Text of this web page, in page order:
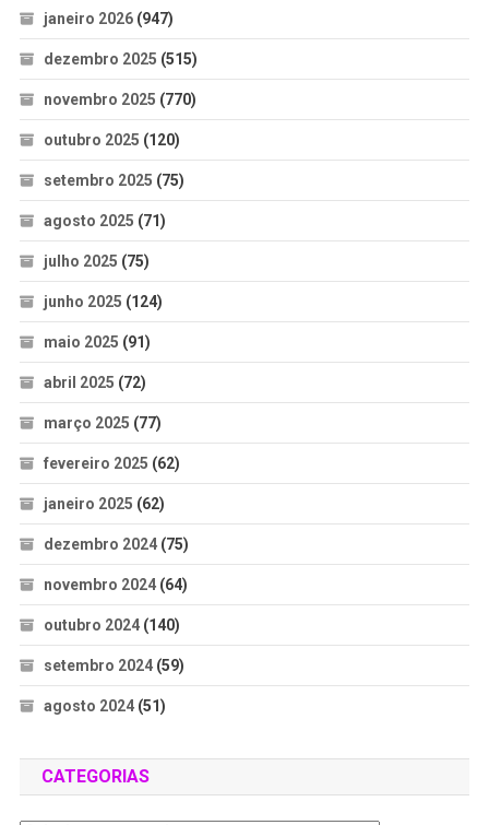
janeiro 2026(947)
dezembro 2025 (515)
novembro 2025 (770)
outubro 2025 (120)
setembro 2025 (75)
agosto 2025 (71)
julho 2025 (75)
junho 2025 (124)
maio 2025 (91)
abril 2025 (72)
março 2025 (77)
fevereiro 2025 (62)
janeiro 2025 (62)
dezembro 2024(75)
novembro 2024(64)
outubro 2024(140)
setembro 2024(59)
agosto 2024(51)
CATEGORIAS